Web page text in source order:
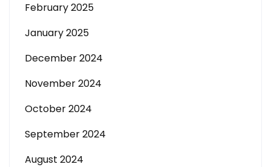
February 2025
January 2025
December 2024
November 2024
October 2024
September 2024
August 2024